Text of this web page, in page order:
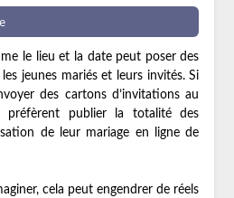
le lieu et la date peut poser des
jeunes mariés et leurs invités. Si
des cartons d’invitations au
préfèrent publier la totalité des
de leur mariage en ligne de
cela peut engendrer de réels